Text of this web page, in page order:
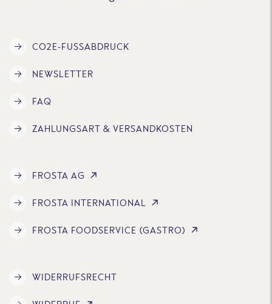
CO2E-FUSSABDRUCK
NEWSLETTER
FAQ
ZAHLUNGSART & VERSANDKOSTEN
FROSTA AG
FROSTA INTERNATIONAL
FROSTA FOODSERVICE (GASTRO)
WIDERRUFSRECHT